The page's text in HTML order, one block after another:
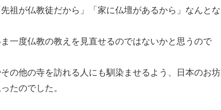
祖が仏教徒だから」「家に仏壇があるから」なんとな
一度仏教の教えを見直せるのではないかと思うので
の他の寺を訪れる人にも馴染ませるよう、日本のお坊
たのでした。